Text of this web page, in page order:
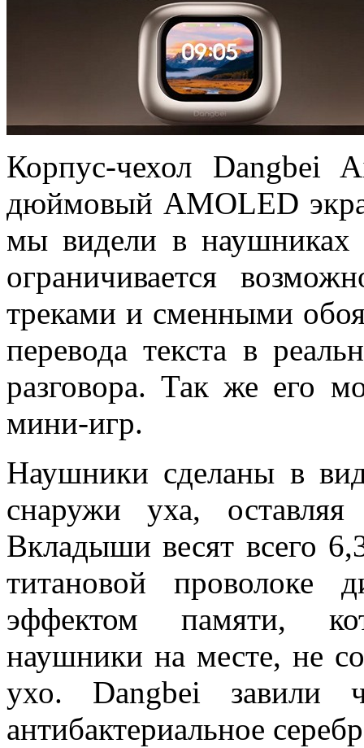
Корпус-чехол Dangbei
дюймовый AMOLED
мы видели в
ограничивается
треками и сменными
перевода текста в
разговора. Так же его
мини-игр.
Наушники сделаны в
снаружи уха,
Вкладыши весят всего
титановой проволоке
эффектом памяти,
наушники на месте, не
ухо. Dangbei завили
антибактериальное